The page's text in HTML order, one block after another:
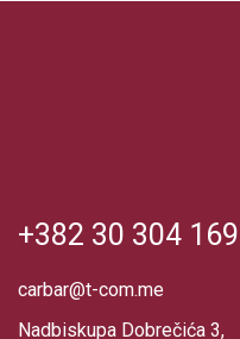
+382 30 304 169
carbar@t-com.me
Nadbiskupa Dobrečića 3,